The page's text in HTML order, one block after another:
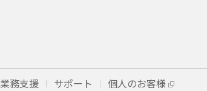
業務支援 サポート 個人のお客様